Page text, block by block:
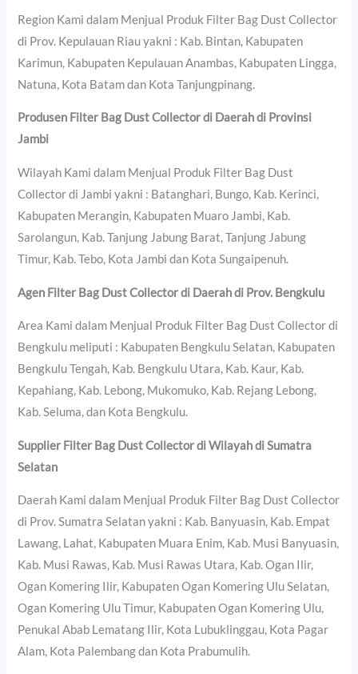
Region Kami dalam Menjual Produk Filter Bag Dust Collector
di Prov. Kepulauan Riau yakni : Kab. Bintan, Kabupaten
Karimun, Kabupaten Kepulauan Anambas, Kabupaten Lingga,
Natuna, Kota Batam dan Kota Tanjungpinang.
Produsen Filter Bag Dust Collector di Daerah di Provinsi
Jambi
Wilayah Kami dalam Menjual Produk Filter Bag Dust
Collector di Jambi yakni : Batanghari, Bungo, Kab. Kerinci,
Kabupaten Merangin, Kabupaten Muaro Jambi, Kab.
Sarolangun, Kab. Tanjung Jabung Barat, Tanjung Jabung
Timur, Kab. Tebo, Kota Jambi dan Kota Sungaipenuh.
Agen Filter Bag Dust Collector di Daerah di Prov. Bengkulu
Area Kami dalam Menjual Produk Filter Bag Dust Collector di
Bengkulu meliputi : Kabupaten Bengkulu Selatan, Kabupaten
Bengkulu Tengah, Kab. Bengkulu Utara, Kab. Kaur, Kab.
Kepahiang, Kab. Lebong, Mukomuko, Kab. Rejang Lebong,
Kab. Seluma, dan Kota Bengkulu.
Supplier Filter Bag Dust Collector di Wilayah di Sumatra
Selatan
Daerah Kami dalam Menjual Produk Filter Bag Dust Collector
di Prov. Sumatra Selatan yakni : Kab. Banyuasin, Kab. Empat
Lawang, Lahat, Kabupaten Muara Enim, Kab. Musi Banyuasin,
Kab. Musi Rawas, Kab. Musi Rawas Utara, Kab. Ogan Ilir,
Ogan Komering Ilir, Kabupaten Ogan Komering Ulu Selatan,
Ogan Komering Ulu Timur, Kabupaten Ogan Komering Ulu,
Penukal Abab Lematang Ilir, Kota Lubuklinggau, Kota Pagar
Alam, Kota Palembang dan Kota Prabumulih.